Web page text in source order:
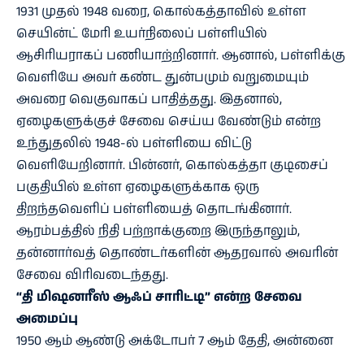
1931 முதல் 1948 வரை, கொல்கத்தாவில் உள்ள
செயின்ட் மேரி உயர்நிலைப் பள்ளியில்
ஆசிரியராகப் பணியாற்றினார். ஆனால், பள்ளிக்கு
வெளியே அவர் கண்ட துன்பமும் வறுமையும்
அவரை வெகுவாகப் பாதித்தது. இதனால்,
ஏழைகளுக்குச் சேவை செய்ய வேண்டும் என்ற
உந்துதலில் 1948-ல் பள்ளியை விட்டு
வெளியேறினார். பின்னர், கொல்கத்தா குடிசைப்
பகுதியில் உள்ள ஏழைகளுக்காக ஒரு
திறந்தவெளிப் பள்ளியைத் தொடங்கினார்.
ஆரம்பத்தில் நிதி பற்றாக்குறை இருந்தாலும்,
தன்னார்வத் தொண்டர்களின் ஆதரவால் அவரின்
சேவை விரிவடைந்தது.
“தி மிஷனரீஸ் ஆஃப் சாரிட்டி” என்ற சேவை
அமைப்பு
1950 ஆம் ஆண்டு அக்டோபர் 7 ஆம் தேதி, அன்னை